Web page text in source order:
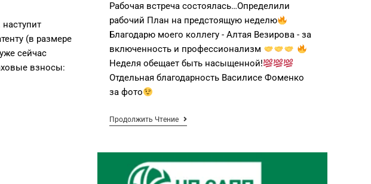
Рабочая встреча состоялась…Определили
рабочий План на предстоящую неделю
Благодарю моего коллегу - Алтая Везирова - за
включенность и профессионализм
Неделя обещает быть насыщенной!
Отдельная благодарность Василисе Фоменко
за фото
Продолжить Чтение
(в размере
сейчас
взносы: